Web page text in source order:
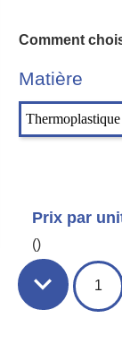
Comment
Matière
Prix par
()